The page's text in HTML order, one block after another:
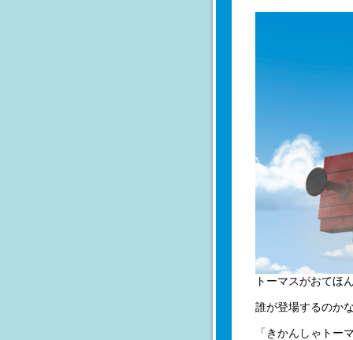
トーマスがおてほ
誰が登場するのか
「きかんしゃトー